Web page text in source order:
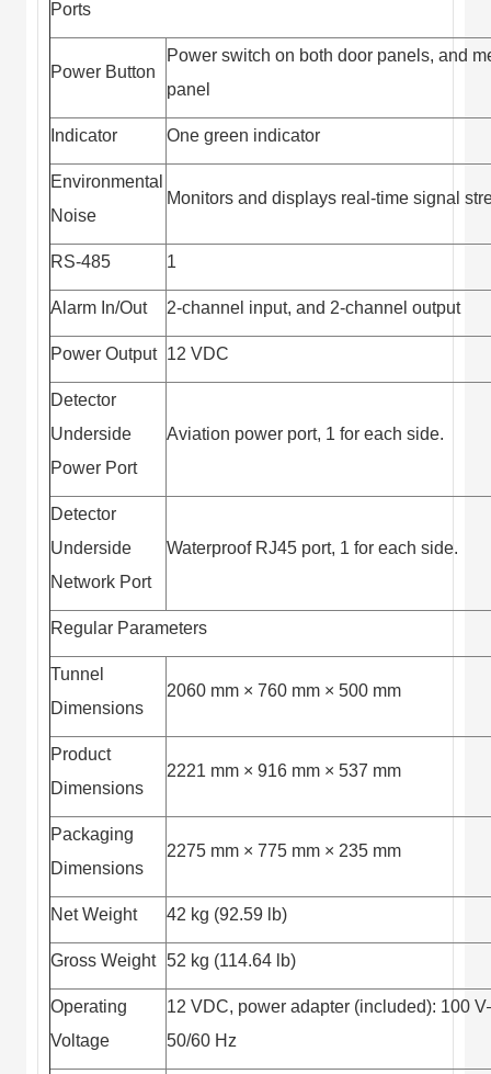
Ports
Power Button
Power switch on both door panels, and
panel
Indicator One green indicator
Environmental
Noise
Monitors and displays real-time signal
RS-485 1
Alarm In/Out 2-channel input, and 2-channel output
Power Output 12 VDC
Detector
Underside
Power Port
Aviation power port, 1 for each side.
Detector
Underside
Network Port
Waterproof RJ45 port, 1 for each side.
Regular Parameters
Tunnel
Dimensions
2060 mm × 760 mm × 500 mm
Product
Dimensions
2221 mm × 916 mm × 537 mm
Packaging
Dimensions
2275 mm × 775 mm × 235 mm
Net Weight 42 kg (92.59 lb)
Gross Weight 52 kg (114.64 lb)
Operating
Voltage
12 VDC, power adapter (included): 100
50/60 Hz